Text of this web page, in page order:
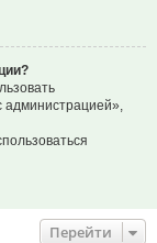
Перейти